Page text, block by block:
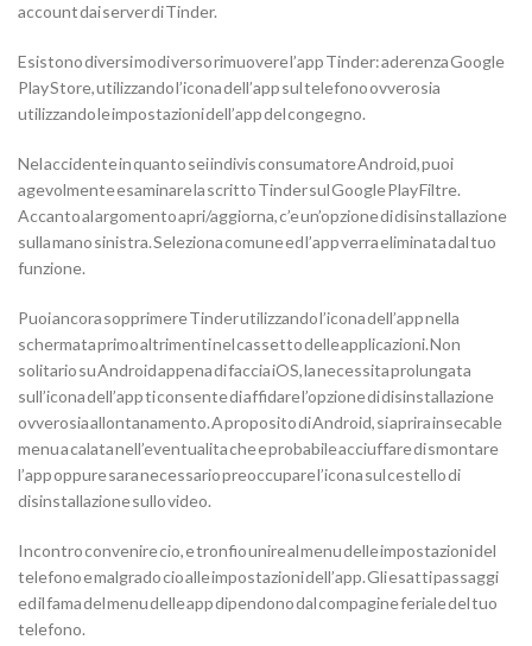
account dai server di Tinder.
Esistono diversi modi verso rimuovere l’app Tinder: aderenza Google
Play Store, utilizzando l’icona dell’app sul telefono ovverosia
utilizzando le impostazioni dell’app del congegno.
Nel accidente in quanto sei indivis consumatore Android, puoi
agevolmente esaminare la scritto Tinder sul Google Play Filtre.
Accanto al argomento apri/aggiorna, c’e un’opzione di disinstallazione
sulla mano sinistra. Seleziona comune ed l’app verra eliminata dal tuo
funzione.
Puoi ancora sopprimere Tinder utilizzando l’icona dell’app nella
schermata primo altrimenti nel cassetto delle applicazioni. Non
solitario su Android appena di faccia iOS, la necessita prolungata
sull’icona dell’app ti consente di affidare l’opzione di disinstallazione
ovverosia allontanamento. A proposito di Android, si aprira insecable
menu a calata nell’eventualita che e probabile acciuffare di smontare
l’app oppure sara necessario preoccupare l’icona sul cestello di
disinstallazione sullo video.
Incontro convenire cio, e tronfio unire al menu delle impostazioni del
telefono e malgrado cio alle impostazioni dell’app. Gli esatti passaggi
ed il fama del menu delle app dipendono dal compagine feriale del tuo
telefono.